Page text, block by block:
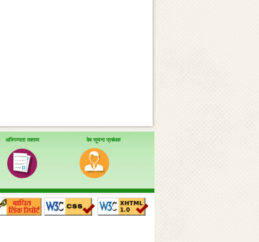
अभिगम्यता वक्तव्य वेब सूचना प्रबंधक